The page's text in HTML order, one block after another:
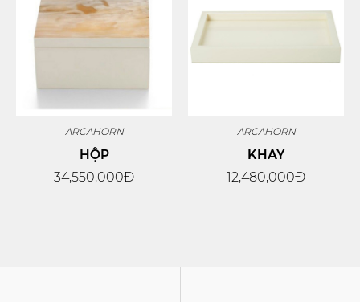
ARCAHORN
HỘP
34,550,000Đ
ARCAHORN
KHAY
12,480,000Đ